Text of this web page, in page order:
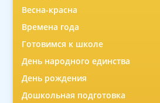
Весна-красна
Времена года
Готовимся к школе
День народного единства
День рождения
Дошкольная подготовка